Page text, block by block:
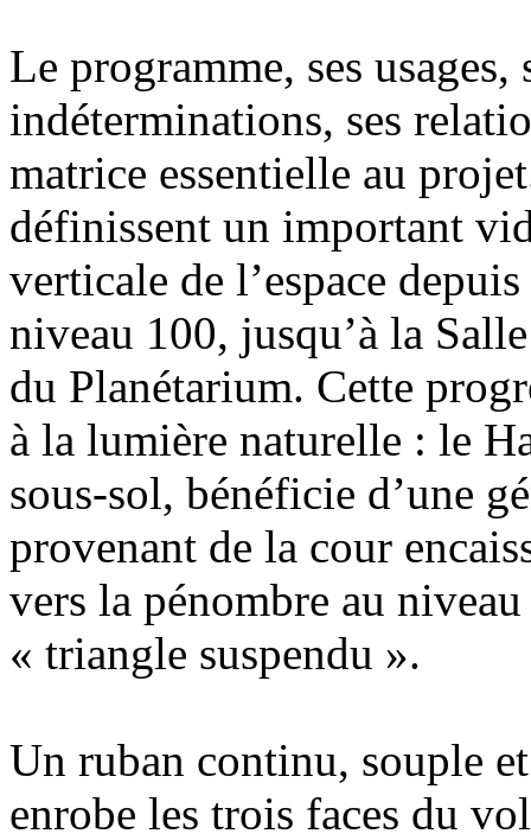
Le programme, ses
indéterminations, ses
matrice essentielle au
définissent un important
verticale de l’espace
niveau 100, jusqu’à la
du Planétarium. Cette
à la lumière naturelle : le
sous-sol, bénéficie d’une
provenant de la cour
vers la pénombre au
« triangle suspendu ».
Un ruban continu, souple
enrobe les trois faces du